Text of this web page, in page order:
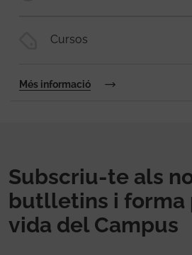
Cursos
Més informació
Subscriu-te als
butlletins i forma
vida del Campus